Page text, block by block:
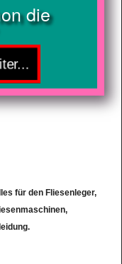
die
für den Fliesenleger,